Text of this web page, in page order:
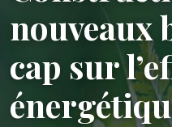
nouveaux
cap sur